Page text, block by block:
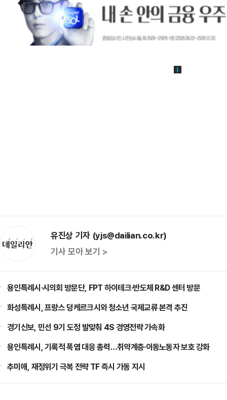
유진상 기자 (yjs@dailian.co.kr)
기사 모아 보기 >
용인특례시·시의회 방문단, FPT 하이테크·반도체 R&D 센터 방문
화성특례시, 프랑스 덩케르크시와 청소년 국제교류 본격 추진
경기신보, 민선 9기 도정 발맞춰 4S 경영전략 가속화
용인특례시, 기록적 폭염 대응 총력…취약계층·이동노동자 보호 강화
추미애, 재정위기 극복 전략 TF 즉시 가동 지시